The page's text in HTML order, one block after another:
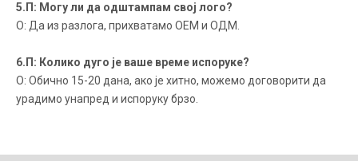
5.П: Могу ли да одштампам свој лого?
О: Да из разлога, прихватамо ОЕМ и ОДМ.
6.П: Колико дуго је ваше време испоруке?
О: Обично 15-20 дана, ако је хитно, можемо договорити да
урадимо унапред и испоруку брзо.